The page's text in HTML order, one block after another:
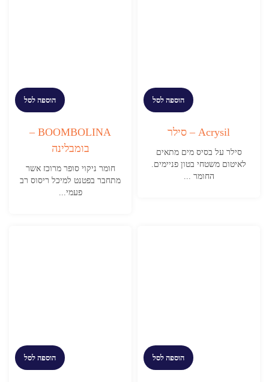
הוספה לסל
Acrysil – סילר
סילר על בסיס מים מתאים
לאיטום משטחי בטון פניימים.
החומר ...
הוספה לסל
BOOMBOLINA –
בומבלינה
חומר ניקוי סופר מרוכז אשר
מתחבר בפטנט למיכל ריסוס רב
פעמי...
הוספה לסל הוספה לסל